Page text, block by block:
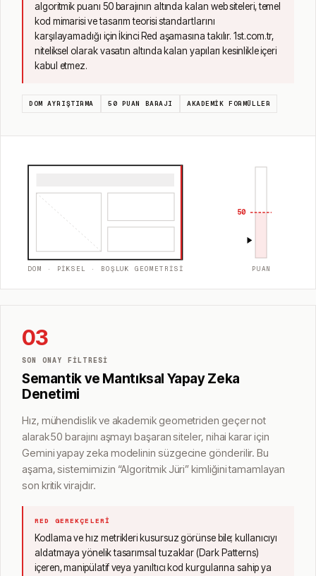
algoritmik puanı 50 barajının altında kalan web siteleri, temel
kod mimarisi ve tasarım teorisi standartlarını
karşılayamadığı için İkinci Red aşamasına takılır. 1st.com.tr,
niteliksel olarak vasatın altında kalan yapıları kesinlikle içeri
kabul etmez.
DOM AYRIŞTIRMA 50 PUAN BARAJI AKADEMIK FORMÜLLER
DOM · PIKSEL · BOŞLUK GEOMETRISI
50
PUAN
03
SON ONAY FILTRESI
Semantik ve Mantıksal Yapay Zeka
Denetimi
Hız, mühendislik ve akademik geometriden geçer not
alarak 50 barajını aşmayı başaran siteler, nihai karar için
Gemini yapay zeka modelinin süzgecine gönderilir. Bu
aşama, sistemimizin “Algoritmik Jüri” kimliğini tamamlayan
son kritik virajdır.
RED GEREKÇELERI
Kodlama ve hız metrikleri kusursuz görünse bile; kullanıcıyı
aldatmaya yönelik tasarımsal tuzaklar (Dark Patterns)
içeren, manipülatif veya yanıltıcı kod kurgularına sahip ya